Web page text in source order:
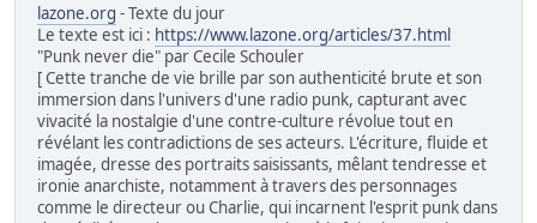
lazone.org - Texte du jour
Le texte est ici : https://www.lazone.org/articles/37.html
"Punk never die" par Cecile Schouler
[ Cette tranche de vie brille par son authenticité brute et son
immersion dans l'univers d'une radio punk, capturant avec
vivacité la nostalgie d'une contre-culture révolue tout en
révélant les contradictions de ses acteurs. L'écriture, fluide et
imagée, dresse des portraits saisissants, mêlant tendresse et
ironie anarchiste, notamment à travers des personnages
comme le directeur ou Charlie, qui incarnent l'esprit punk dans